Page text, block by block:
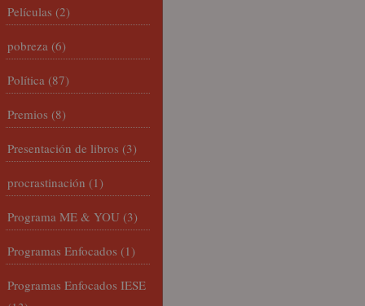
Películas (2)
pobreza (6)
Política (87)
Premios (8)
Presentación de libros (3)
procrastinación (1)
Programa ME & YOU (3)
Programas Enfocados (1)
Programas Enfocados IESE